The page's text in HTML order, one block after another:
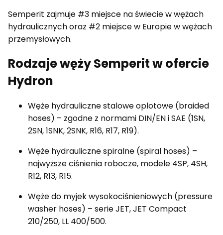
Semperit zajmuje #3 miejsce na świecie w wężach
hydraulicznych oraz #2 miejsce w Europie w wężach
przemysłowych.
Rodzaje węży Semperit w ofercie
Hydron
Węże hydrauliczne stalowe oplotowe (braided
hoses) – zgodne z normami DIN/EN i SAE (1SN,
2SN, 1SNK, 2SNK, R16, R17, R19).
Węże hydrauliczne spiralne (spiral hoses) –
najwyższe ciśnienia robocze, modele 4SP, 4SH,
R12, R13, R15.
Węże do myjek wysokociśnieniowych (pressure
washer hoses) – serie JET, JET Compact
210/250, LL 400/500.